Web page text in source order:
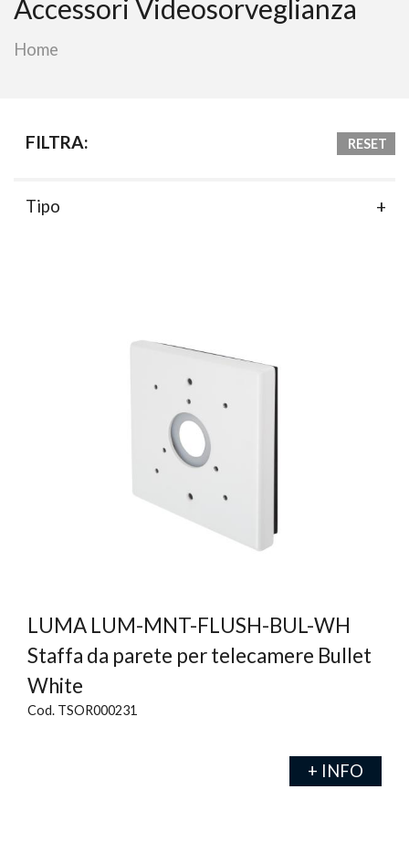
Accessori Videosorveglianza
Home
FILTRA: RESET
Tipo
LUMA LUM-MNT-FLUSH-BUL-WH
Staffa da parete per telecamere Bullet
White
Cod. TSOR000231
+ INFO